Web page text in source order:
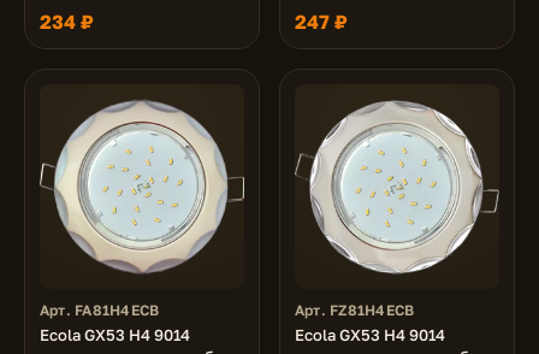
хром-хром 38x116 (к+)
234 ₽
золото 38x116 (к+)
247 ₽
Арт. FA81H4ECB
Ecola GX53 H4 9014
Арт. FZ81H4ECB
Ecola GX53 H4 9014